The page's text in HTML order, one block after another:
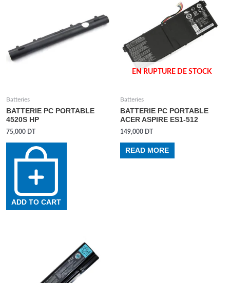
Batteries
BATTERIE PC PORTABLE
4520S HP
75,000 DT
ADD TO CART
EN RUPTURE DE STOCK
Batteries
BATTERIE PC PORTABLE
ACER ASPIRE ES1-512
149,000 DT
READ MORE